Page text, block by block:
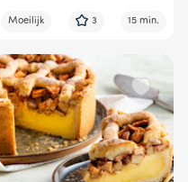
Moeilijk 3 15 min.